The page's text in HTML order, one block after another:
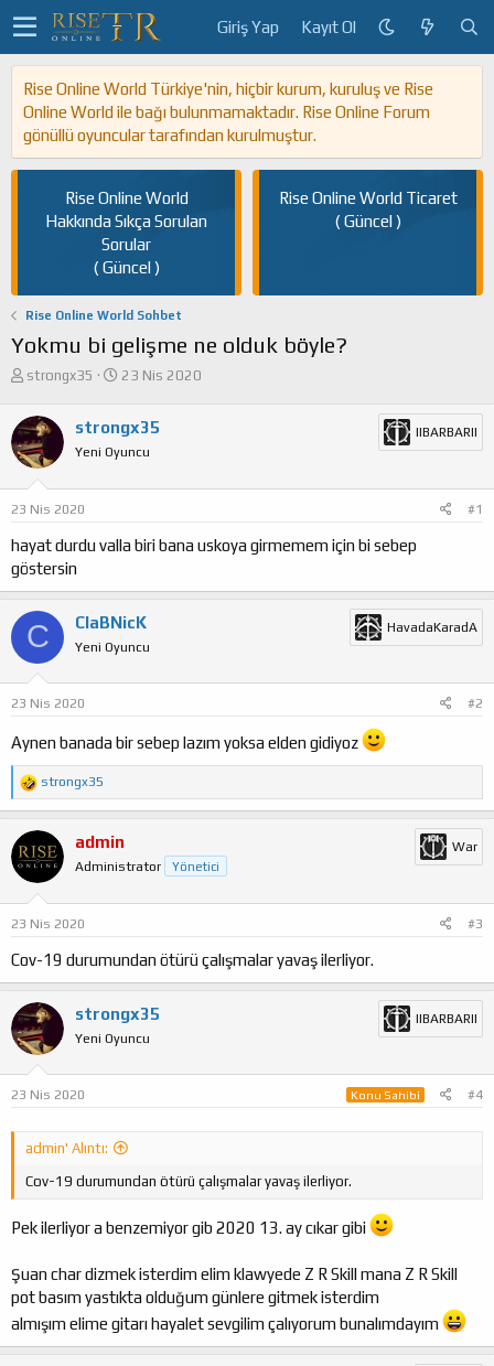
Giriş Yap Kayıt Ol
Rise Online World Türkiye'nin, hiçbir kurum, kuruluş ve Rise
Online World ile bağı bulunmamaktadır. Rise Online Forum
gönüllü oyuncular tarafından kurulmuştur.
Rise Online World
Hakkında Sıkça Sorulan
Sorular
( Güncel )
Rise Online World Ticaret
( Güncel )
Rise Online World Sohbet
Yokmu bi gelişme ne olduk böyle?
K
n
u
y
u
b
a
l
a
t
a
n
strongx35
B
l
a
g
t
r
i
h
i
23 Nis 2020
strongx35
Yeni Oyuncu
IIBARBARII
23 Nis 2020 #1
hayat durdu valla biri bana uskoya girmemem için bi sebep
göstersin
C ClaBNicK
Yeni Oyuncu
HavadaKaradA
23 Nis 2020 #2
Aynen banada bir sebep lazım yoksa elden gidiyoz
T
e
p
k
i
l
e
r
:
strongx35
admin
Administrator Yönetici
War
23 Nis 2020 #3
Cov-19 durumundan ötürü çalışmalar yavaş ilerliyor.
strongx35
Yeni Oyuncu
IIBARBARII
23 Nis 2020 Konu Sahibi #4
admin' Alıntı:
Cov-19 durumundan ötürü çalışmalar yavaş ilerliyor.
Pek ilerliyor a benzemiyor gib 2020 13. ay cıkar gibi
Şuan char dizmek isterdim elim klawyede Z R Skill mana Z R Skill
pot basım yastıkta olduğum günlere gitmek isterdim
almışım elime gitarı hayalet sevgilim çalıyorum bunalımdayım